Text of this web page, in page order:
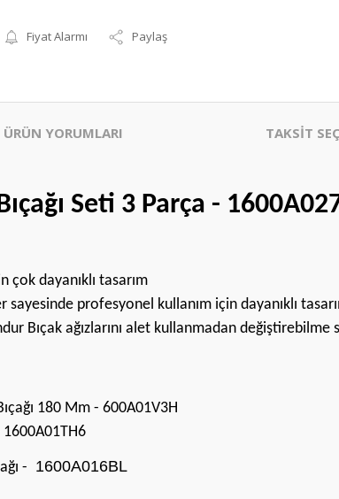
Fiyat Alarmı Paylaş
ÜRÜN YORUMLARI TAKSİT
Seti 3 Parça -
dayanıklı tasarım
profesyonel kullanım için dayanıklı
Bıçak ağızlarını alet kullanmadan değiştirebilme
180 Mm - 600A01V3H
- 1600A016BL